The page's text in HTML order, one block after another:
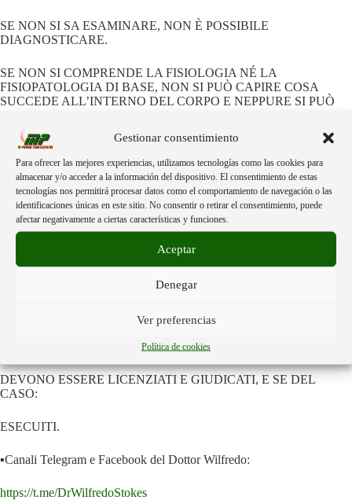
Gestionar consentimiento
Para ofrecer las mejores experiencias, utilizamos tecnologías como las cookies para
almacenar y/o acceder a la información del dispositivo. El consentimiento de estas
tecnologías nos permitirá procesar datos como el comportamiento de navegación o las
identificaciones únicas en este sitio. No consentir o retirar el consentimiento, puede
afectar negativamente a ciertas características y funciones.
Aceptar
Denegar
Ver preferencias
Política de cookies
SE NON SI SA ESAMINARE, NON È POSSIBILE
DIAGNOSTICARE.
SE NON SI COMPRENDE LA FISIOLOGIA NÉ LA
FISIOPATOLOGIA DI BASE, NON SI PUÒ CAPIRE COSA
SUCCEDE ALL’INTERNO DEL CORPO E NEPPURE SI PUÒ
RICERCARE NULLA! (ma il ciarlatano esprime un’opinione).
LA MEDICINA È COSÌ; UNA SCIENZA E UN’ARTE TROPPO
GRANDE PER LA MAGGIOR PARTE DEI MEDICI
INOCULATI.
INOCULATO O MENO, QUESTO APPELLO È AFFINCHÉ
TUTTI I MEDICI DEL MONDO ESAMININO I LORO PAZIENTI
E COLLEGHI, COME IMPOSTO DALLE LINEE GUIDA DELLA
MEDICINA, E INVITINO LE VITTIME A DENUNCIARE E
ESIGERE UN ANTIDOTO AL LORO GOVERNO.
TRADIMENTO DELLA PATRIA E GENOCIDIO.
I RESPONSABILI SONO NEL VOSTRO PAESE.
DEVONO ESSERE LICENZIATI E GIUDICATI, E SE DEL
CASO:
ESECUITI.
▪️Canali Telegram e Facebook del Dottor Wilfredo:
https://t.me/DrWilfredoStokes